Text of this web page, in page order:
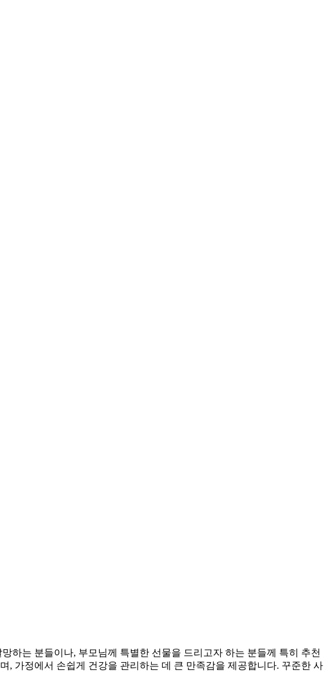
하는 분들이나, 부모님께 특별한 선물을 드리고자 하는 분들께 특히 추천
, 가정에서 손쉽게 건강을 관리하는 데 큰 만족감을 제공합니다. 꾸준한 사